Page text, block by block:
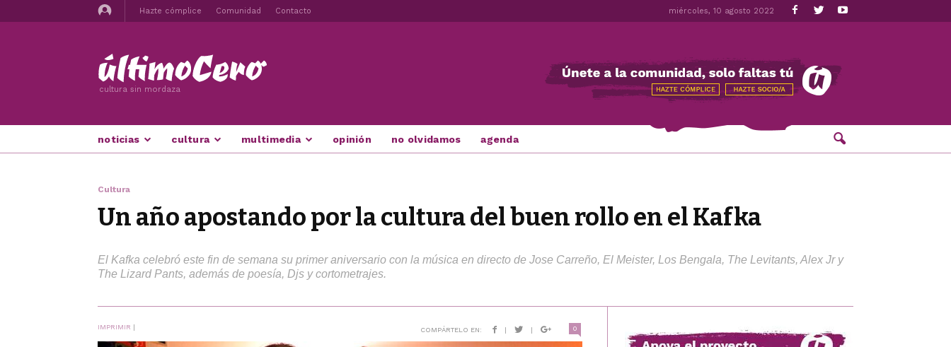
Hazte cómplice Comunidad Contacto miércoles, 10 agosto 2022
cultura sin mordaza
noticias cultura multimedia opinión no olvidamos agenda
Cultura
Un año apostando por la cultura del buen rollo en el Kafka
El Kafka celebró este fin de semana su primer aniversario con la música en directo de Jose Carreño, El Meister, Los Bengala, The Levitants, Alex Jr y
The Lizard Pants, además de poesía, Djs y cortometrajes.
IMPRIMIR | COMPÁRTELO EN: | | 0